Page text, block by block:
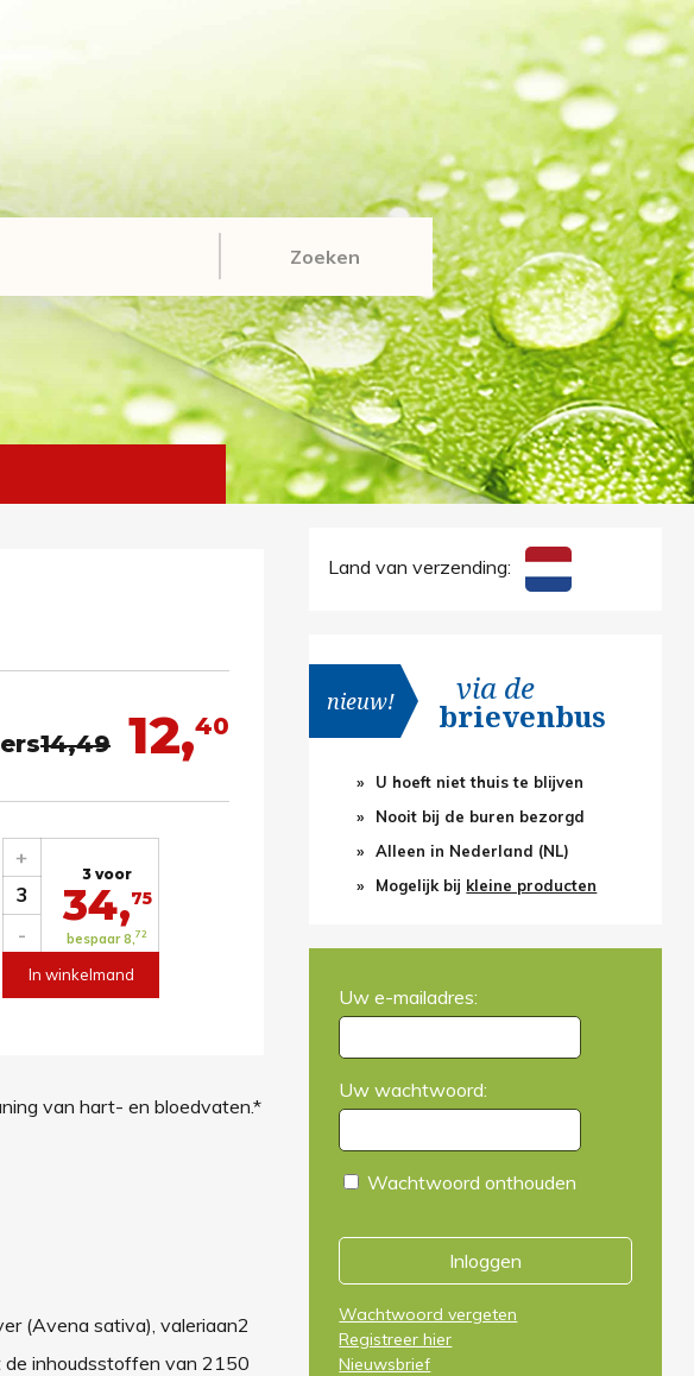
Zoeken
12,40
14,49
3
-
+
3 voor
34,75
bespaar 8,72
In winkelmand
van hart- en bloedvaten.*
(Avena sativa), valeriaan2
de inhoudsstoffen van 2150
Land van verzending:
nieuw! via de
brievenbus
U hoeft niet thuis te blijven
Nooit bij de buren bezorgd
Alleen in Nederland (NL)
Mogelijk bij kleine producten
Uw e-mailadres:
Uw wachtwoord:
Wachtwoord onthouden
Inloggen
Wachtwoord vergeten
Registreer hier
Nieuwsbrief